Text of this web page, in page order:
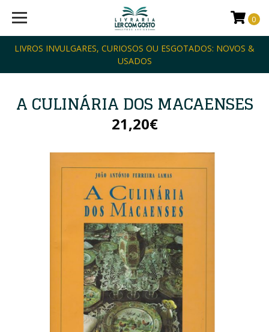
LIVROS INVULGARES, CURIOSOS OU ESGOTADOS: NOVOS &
USADOS
0
A CULINÁRIA DOS MACAENSES
21,20€